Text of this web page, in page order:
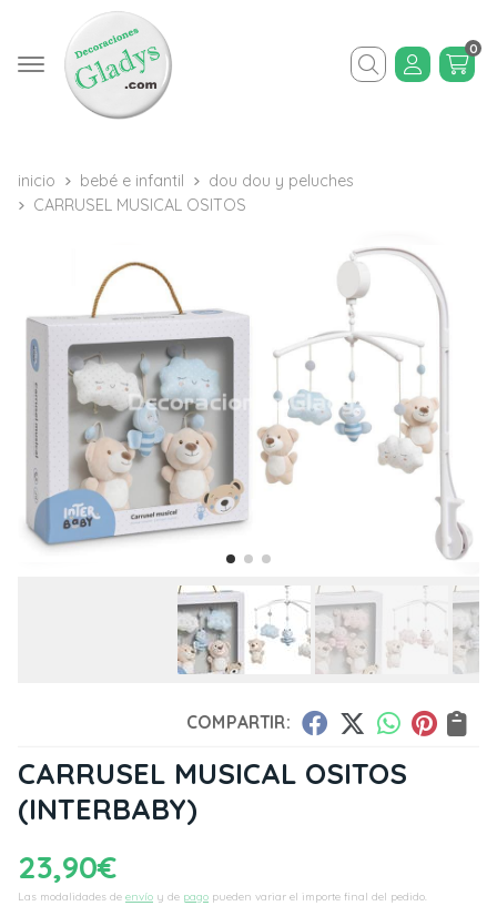
Buscar
0
inicio bebé e infantil
dou dou y peluches
CARRUSEL MUSICAL OSITOS
COMPARTIR:
CARRUSEL MUSICAL OSITOS
(INTERBABY)
23,90€
Las modalidades de envío y de pago pueden variar el importe final del pedido.